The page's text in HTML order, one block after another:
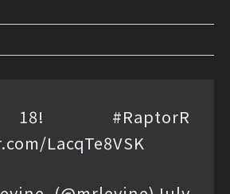
18! #RaptorR
LacqTe8VSK